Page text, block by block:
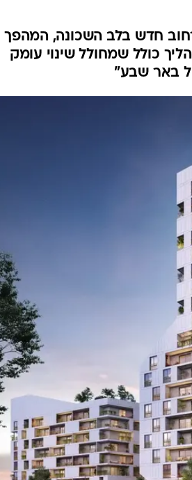
חדש בלב השכונה, המהפך
כולל שמחולל שינוי עומק
באר שבע"